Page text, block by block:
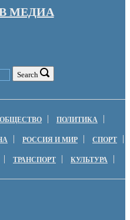
МЕДИА
Search
ОБЩЕСТВО ПОЛИТИКА
РОССИЯ И МИР СПОРТ
ТРАНСПОРТ КУЛЬТУРА